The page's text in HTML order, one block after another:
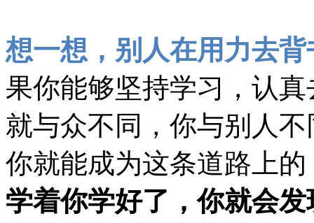
想一想，别人在用力去
果你能够坚持学习，认
就与众不同，你与别人
你就能成为这条道路上
学着你学好了，你就会